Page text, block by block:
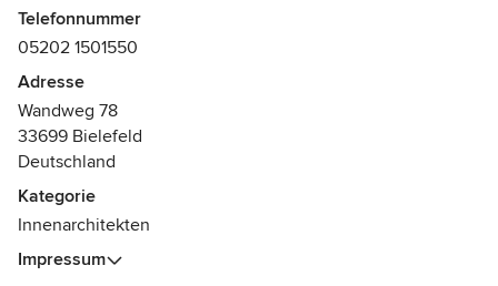
Wir entwickeln für Ihr Bauvorhaben klare, puristische
Innenarchitektur. Schlicht, modern, individuell und keinem
Designtrend unterworfen. Eine Reduktion auf das Einfache,
Wesentliche. Mit nutzungsorientiert ausgewählten,
zeitlosen Materialien.
Ruhe, Behaglichkeit, Kommunikation und Geselligkeit
werden bestimmt durch Lichtstimmungen. Wir planen für
Ihr Bauvorhaben innenarchitektonisch integrierte und
Telefonnummer
05202 1501550
Adresse
Wandweg 78
33699 Bielefeld
Deutschland
Kategorie
Innenarchitekten
Impressum